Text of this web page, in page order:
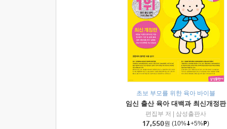
초보 부모를 위한 육아 바이블
임신 출산 육아 대백과 최신개정판
편집부 저
삼성출판사
17,550원 (10% +5% )